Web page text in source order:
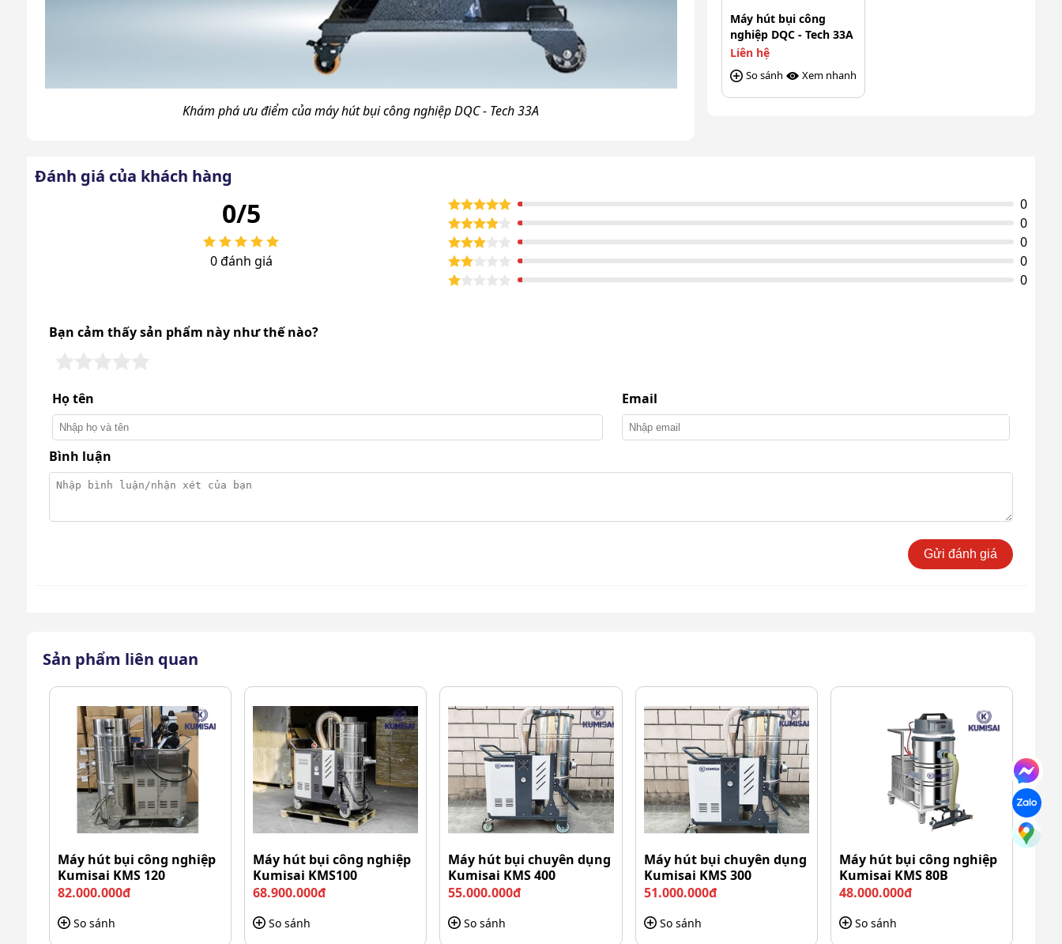
Khám phá ưu điểm của máy hút bụi công nghiệp DQC - Tech 33A
DQC - Tech 33A
Sau đây là những lý do vì sao máy hút bụi công nghiệp DQC - Tech 33A được nhiều người dùng ưa chuộng
Công suất mạnh 4.5HP - Làm sạch nhanh chóng bụi bẩn
Máy hút bụi công
nghiệp DQC - Tech 33A
Liên hệ
So sánh Xem nhanh
Đánh giá của khách hàng
0/5
0 đánh giá
0
0
0
0
0
Bạn cảm thấy sản phẩm này như thế nào?
Họ tên Email
Bình luận
Gửi đánh giá
Sản phẩm liên quan
Máy hút bụi công nghiệp
Kumisai KMS 120
82.000.000đ
So sánh
Máy hút bụi công nghiệp
Kumisai KMS100
68.900.000đ
So sánh
Máy hút bụi chuyên dụng
Kumisai KMS 400
55.000.000đ
So sánh
Máy hút bụi chuyên dụng
Kumisai KMS 300
51.000.000đ
So sánh
Máy hút bụi công nghiệp
Kumisai KMS 80B
48.000.000đ
So sánh